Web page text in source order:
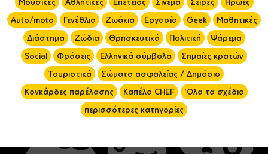
Auto/moto
Γενέθλια Ζωάκια Εργασία Geek
Μαθητικές
Διάστημα
Ζώδια Θρησκευτικά Πολιτική
Ψάρεμα
Social
Φράσεις Ελληνικά σύμβολα
Σημαίες κρατών
Τουριστικά
Σώματα ασφαλείας / Δημόσιο
Κονκάρδες παρέλασης
Καπέλα CHEF
'Ολα τα σχέδια
περισσότερες κατηγορίες